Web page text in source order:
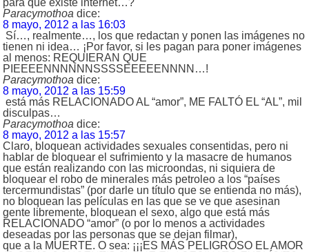
para que existe internet…?
Paracymothoa dice:
8 mayo, 2012 a las 16:03
Sí…, realmente…, los que redactan y ponen las imágenes no
tienen ni idea… ¡Por favor, si les pagan para poner imágenes
al menos: REQUIERAN QUE
PIEEEENNNNNNSSSSEEEEENNNN…!
Paracymothoa dice:
8 mayo, 2012 a las 15:59
está más RELACIONADO AL “amor”, ME FALTÓ EL “AL”, mil
disculpas…
Paracymothoa dice:
8 mayo, 2012 a las 15:57
Claro, bloquean actividades sexuales consentidas, pero ni
hablar de bloquear el sufrimiento y la masacre de humanos
que están realizando con las microondas, ni siquiera de
bloquear el robo de minerales más petroleo a los “países
tercermundistas” (por darle un título que se entienda no más),
no bloquean las películas en las que se ve que asesinan
gente libremente, bloquean el sexo, algo que está más
RELACIONADO “amor” (o por lo menos a actividades
deseadas por las personas que se dejan filmar),
que a la MUERTE. O sea: ¡¡¡ES MÁS PELIGROSO EL AMOR